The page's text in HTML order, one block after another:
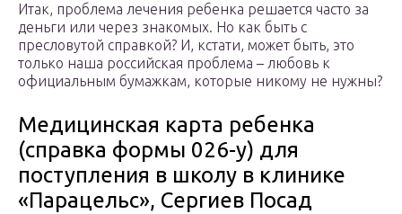
Итак, проблема лечения ребенка решается часто за
деньги или через знакомых. Но как быть с
пресловутой справкой? И, кстати, может быть, это
только наша российская проблема – любовь к
официальным бумажкам, которые никому не нужны?
Медицинская карта ребенка
(справка формы 026-у) для
поступления в школу в клинике
«Парацельс», Сергиев Посад